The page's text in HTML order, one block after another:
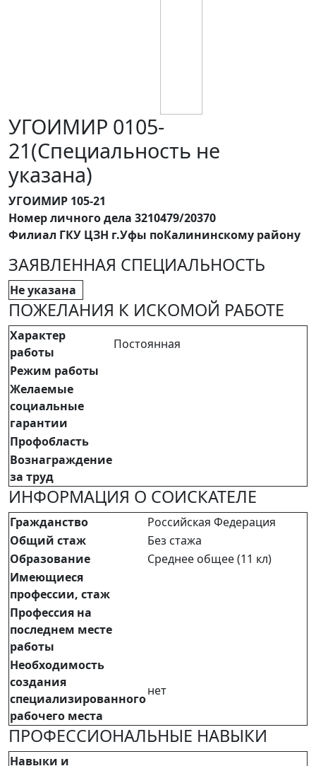
УГОИМИР 0105-
21(Специальность не
указана)
УГОИМИР 105-21
Номер личного дела 3210479/20370
Филиал ГКУ ЦЗН г.Уфы поКалининскому району
ЗАЯВЛЕННАЯ СПЕЦИАЛЬНОСТЬ
Не указана
ПОЖЕЛАНИЯ К ИСКОМОЙ РАБОТЕ
Характер
работы
Постоянная
Режим работы
Желаемые
социальные
гарантии
Профобласть
Вознаграждение
за труд
ИНФОРМАЦИЯ О СОИСКАТЕЛЕ
Гражданство
Российская Федерация
Общий стаж
Без стажа
Образование
Среднее общее (11 кл)
Имеющиеся
профессии, стаж
Профессия на
последнем месте
работы
Необходимость
создания
специализированного
рабочего места
нет
ПРОФЕССИОНАЛЬНЫЕ НАВЫКИ
Навыки и